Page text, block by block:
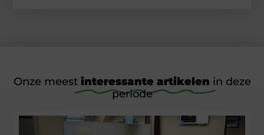
Onze meest interessante artikelen in deze
periode